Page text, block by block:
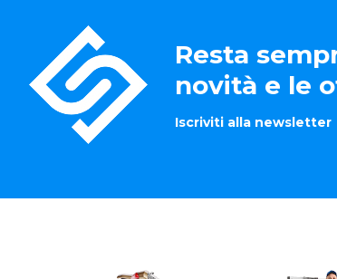
Resta
novità e le
Iscriviti alla newsletter